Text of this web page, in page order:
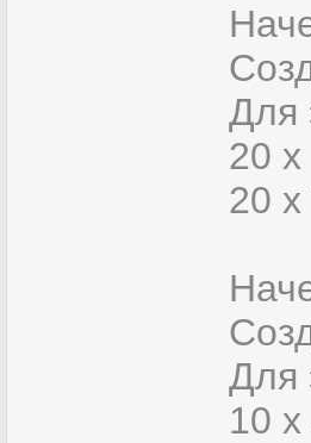
Для
20
20 x
Для
10 x